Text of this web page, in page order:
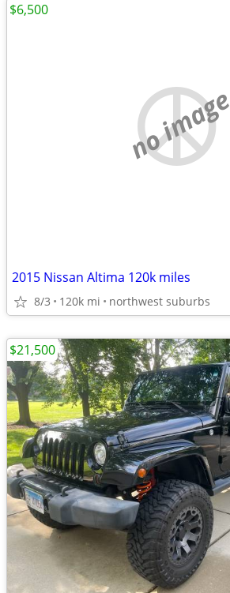
no image
2015 Nissan Altima 120k miles
8/3 120k mi northwest suburbs
$6,500
$21,500